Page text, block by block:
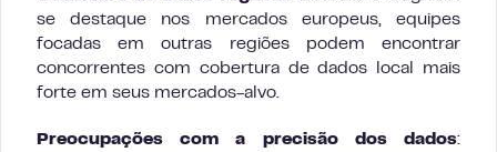
se destaque nos mercados europeus, equipes
focadas em outras regiões podem encontrar
concorrentes com cobertura de dados local mais
forte em seus mercados-alvo.
Preocupações com a precisão dos dados: